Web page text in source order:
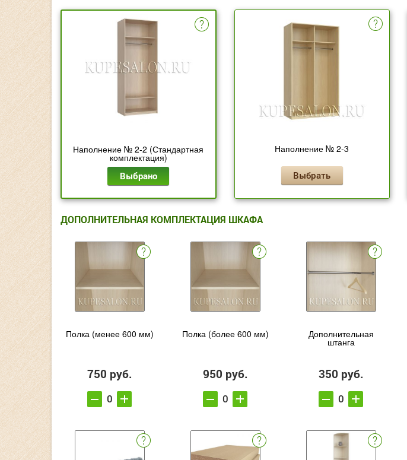
Наполнение № 2-2 (Стандартная
комплектация)
Выбрано
Наполнение № 2-3
Выбрать
ДОПОЛНИТЕЛЬНАЯ КОМПЛЕКТАЦИЯ ШКАФА
Полка (менее 600 мм)
750 руб.
Полка (более 600 мм)
950 руб.
Дополнительная
штанга
350 руб.